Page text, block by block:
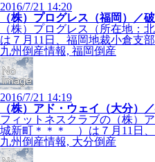
2016/7/21 14:20
（株）プログレス（福岡）／
（株）プログレス（所在地：
は７月11日、福岡地裁小倉支
九州倒産情報, 福岡倒産
2016/7/21 14:19
（株）アド・ウェイ（大分）
フィットネスクラブの（株）
城新町＊＊＊ ）は７月11日、
九州倒産情報, 大分倒産